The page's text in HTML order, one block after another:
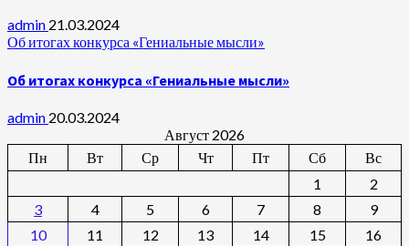
admin 21.03.2024
Об итогах конкурса «Гениальные мысли»
Об итогах конкурса «Гениальные мысли»
admin 20.03.2024
Август 2026
Пн
Вт Ср Чт Пт Сб
Вс
1
2
3
4 5 6 7 8
9
10
11 12 13 14 15
16